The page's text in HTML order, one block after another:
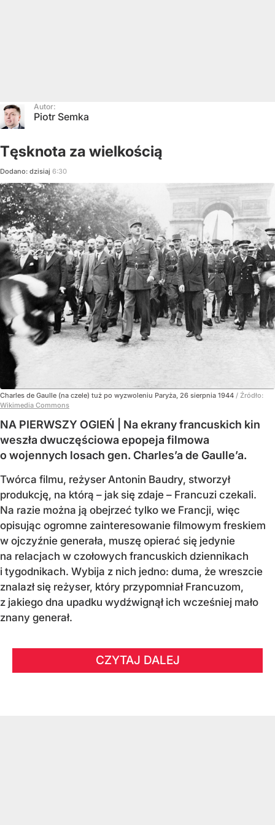
Autor:
Piotr Semka
Tęsknota za wielkością
Dodano: dzisiaj 6:30
Charles de Gaulle (na czele) tuż po wyzwoleniu Paryża, 26 sierpnia 1944 / Źródło:
Wikimedia Commons
NA PIERWSZY OGIEŃ | Na ekrany francuskich kin
weszła dwuczęściowa epopeja filmowa
o wojennych losach gen. Charles’a de Gaulle’a.
Twórca filmu, reżyser Antonin Baudry, stworzył
produkcję, na którą – jak się zdaje – Francuzi czekali.
Na razie można ją obejrzeć tylko we Francji, więc
opisując ogromne zainteresowanie filmowym freskiem
w ojczyźnie generała, muszę opierać się jedynie
na relacjach w czołowych francuskich dziennikach
i tygodnikach. Wybija z nich jedno: duma, że wreszcie
znalazł się reżyser, który przypomniał Francuzom,
z jakiego dna upadku wydźwignął ich wcześniej mało
znany generał.
CZYTAJ DALEJ